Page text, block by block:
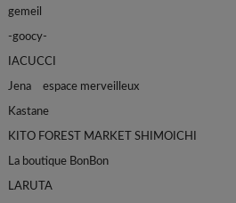
gemeil
-goocy-
IACUCCI
Jena espace merveilleux
Kastane
KITO FOREST MARKET SHIMOICHI
La boutique BonBon
LARUTA